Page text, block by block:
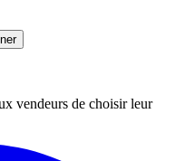
vendeurs de choisir leur